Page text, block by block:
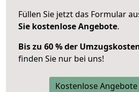
Füllen Sie jetzt das Formular
Sie kostenlose Angebote.
Bis zu 60 % der
finden Sie nur bei uns!
Kostenlose